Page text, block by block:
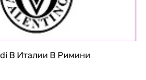
В Италии В Римини